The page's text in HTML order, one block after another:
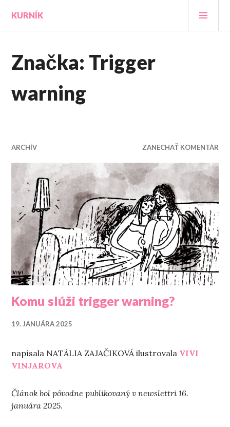
obsah
KURNÍK
Značka: Trigger
warning
ARCHÍV ZANECHAŤ KOMENTÁR
Komu slúži trigger warning?
19. JANUÁRA 2025
napísala NATÁLIA ZAJAČIKOVÁ ilustrovala VIVI
VINJAROVA
Článok bol pôvodne publikovaný v newslettri 16.
januára 2025.